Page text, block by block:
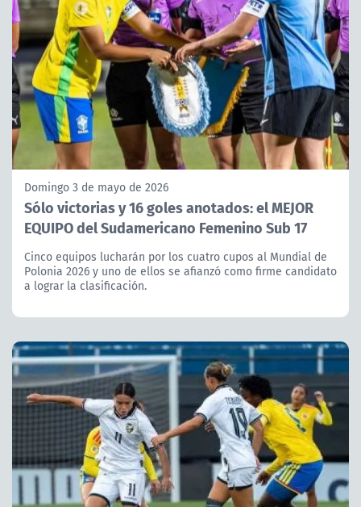
Domingo 3 de mayo de 2026
Sólo victorias y 16 goles anotados: el MEJOR
EQUIPO del Sudamericano Femenino Sub 17
Cinco equipos lucharán por los cuatro cupos al Mundial de
Polonia 2026 y uno de ellos se afianzó como firme candidato
a lograr la clasificación.